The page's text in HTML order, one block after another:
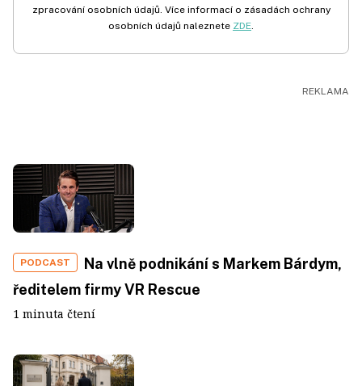
zpracování osobních údajů. Více informací o zásadách ochrany
osobních údajů naleznete ZDE.
PODCAST
Na vlně podnikání s Markem Bárdym,
ředitelem firmy VR Rescue
1 minuta čtení